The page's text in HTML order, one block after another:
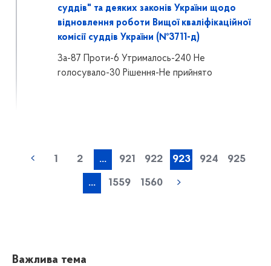
суддів" та деяких законів України щодо
відновлення роботи Вищої кваліфікаційної
комісії суддів України (№3711-д)
За-87 Проти-6 Утрималось-240 Не
голосувало-30 Рішення-Не прийнято
1 2 ... 921 922 923 924 925
... 1559 1560
Важлива тема